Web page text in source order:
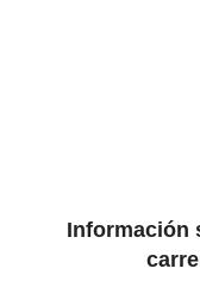
Información